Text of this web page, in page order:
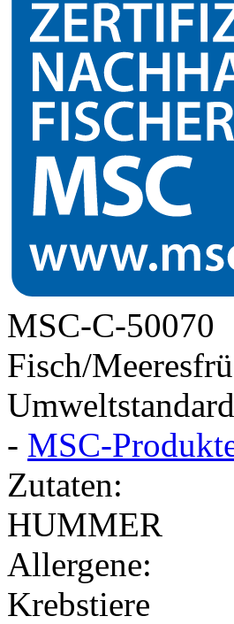
MSC-C-50070
Fisch/
- MSC-
Zutaten:
HUMMER
Allergene:
Krebstiere